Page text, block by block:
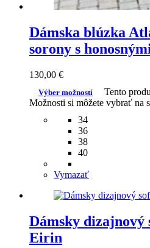
Dámska blúzka
sorony s
130,00 €
Výber možností
Tento
Možnosti si môžete vybrať na
34
36
38
40
Vymazať
Dámsky dizajnový
Eirin